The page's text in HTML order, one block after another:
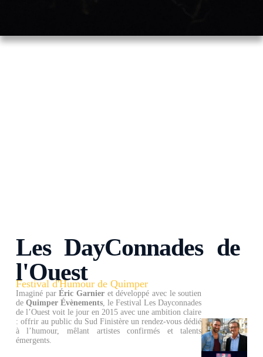
Imaginé parÉric Garnieret développé avec le soutien
de Quimper Évènements, le Festival Les Dayconnades
de l’Ouest voit le jour en 2015 avec une ambition claire
: offrir au public du Sud Finistère un rendez-vous dédié
à l’humour, mêlant artistes confirmés et talents
émergents.
Les DayConnades de
l'Ouest
Festival d'Humour de Quimper